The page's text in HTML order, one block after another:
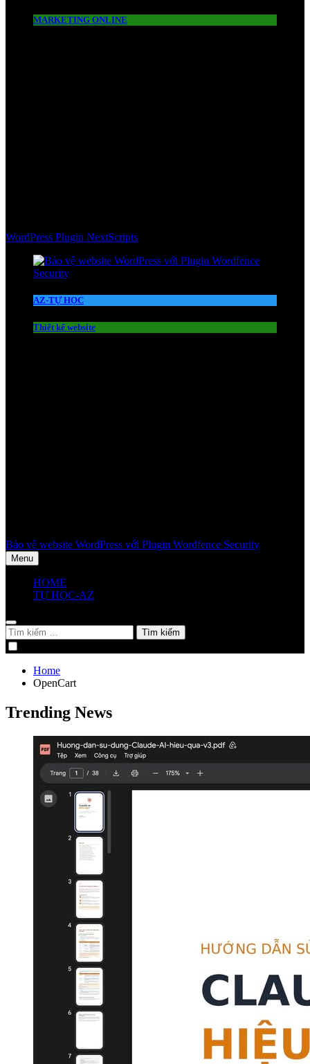
MARKETING ONLINE
WordPress Plugin NextScripts
AZ-TỰ HỌC
Thiết kế website
Bảo vệ website WordPress với Plugin Wordfence Security
Menu
HOME
TỰ HỌC-AZ
Tìm
kiếm
cho:
Home
OpenCart
Trending News